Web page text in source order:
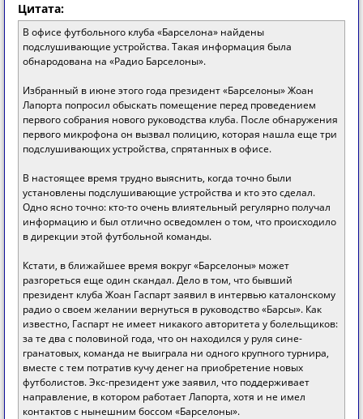
Цитата:
В офисе футбольного клуба «Барселона» найдены
подслушивающие устройства. Такая информация была
обнародована на «Радио Барселоны».
Избранный в июне этого года президент «Барселоны» Жоан
Лапорта попросил обыскать помещение перед проведением
первого собрания нового руководства клуба. После обнаружения
первого микрофона он вызвал полицию, которая нашла еще три
подслушивающих устройства, спрятанных в офисе.
В настоящее время трудно выяснить, когда точно были
установлены подслушивающие устройства и кто это сделал.
Одно ясно точно: кто-то очень влиятельный регулярно получал
информацию и был отлично осведомлен о том, что происходило
в дирекции этой футбольной команды.
Кстати, в ближайшее время вокруг «Барселоны» может
разгореться еще один скандал. Дело в том, что бывший
президент клуба Жоан Гаспарт заявил в интервью каталонскому
радио о своем желании вернуться в руководство «Барсы». Как
известно, Гаспарт не имеет никакого авторитета у болельщиков:
за те два с половиной года, что он находился у руля сине-
гранатовых, команда не выиграла ни одного крупного турнира,
вместе с тем потратив кучу денег на приобретение новых
футболистов. Экс-президент уже заявил, что поддерживает
направление, в котором работает Лапорта, хотя и не имел
контактов с нынешним боссом «Барселоны».